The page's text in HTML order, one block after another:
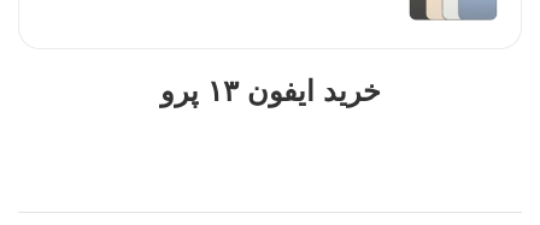
خرید ایفون ۱۳ پرو